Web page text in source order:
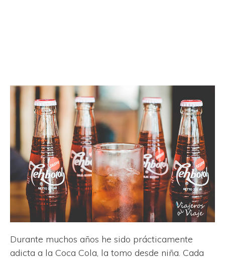
Durante muchos años he sido prácticamente
adicta a la Coca Cola, la tomo desde niña. Cada